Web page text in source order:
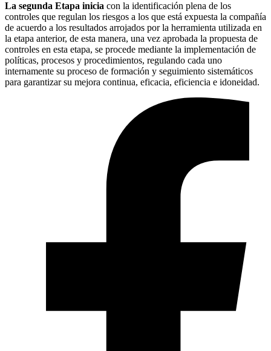
La segunda Etapa inicia con la identificación plena de los
controles que regulan los riesgos a los que está expuesta la compañía
de acuerdo a los resultados arrojados por la herramienta utilizada en
la etapa anterior, de esta manera, una vez aprobada la propuesta de
controles en esta etapa, se procede mediante la implementación de
políticas, procesos y procedimientos, regulando cada uno
internamente su proceso de formación y seguimiento sistemáticos
para garantizar su mejora continua, eficacia, eficiencia e idoneidad.